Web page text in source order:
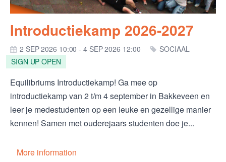
Introductiekamp 2026-2027
2 SEP 2026 10:00 - 4 SEP 2026 12:00
SOCIAAL
SIGN UP OPEN
Equilibriums Introductiekamp! Ga mee op
introductiekamp van 2 t/m 4 september in Bakkeveen en
leer je medestudenten op een leuke en gezellige manier
kennen! Samen met ouderejaars studenten doe je...
More information